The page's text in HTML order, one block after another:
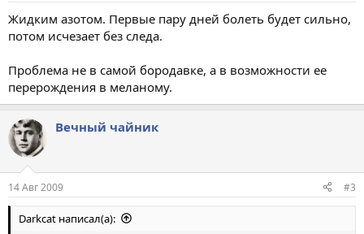
Жидким азотом. Первые пару дней болеть будет сильно,
потом исчезает без следа.
Проблема не в самой бородавке, а в возможности ее
перерождения в меланому.
Вечный чайник
14 Авг 2009 #3
Darkcat написал(а):